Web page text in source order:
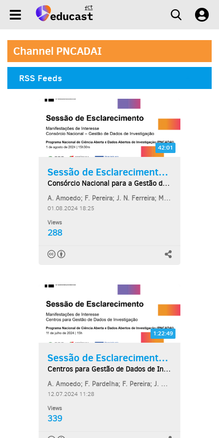
Channel PNCADAI
RSS Feeds
42:01
Sessão de Esclarecimento...
Consórcio Nacional para a Gestão de Dados de...
A. Amoedo; F. Pereira; J. N. Ferreira; M. Andrade; P. Sobral; S. Pestana
01.08.2024 18:25
Views
288
1:22:49
Sessão de Esclarecimento...
Centros para Gestão de Dados de Investigação...
A. Amoedo; F. Pardelha; F. Pereira; J. M. Moreira; J. N. Ferreira; M....
12.07.2024 11:28
Views
339